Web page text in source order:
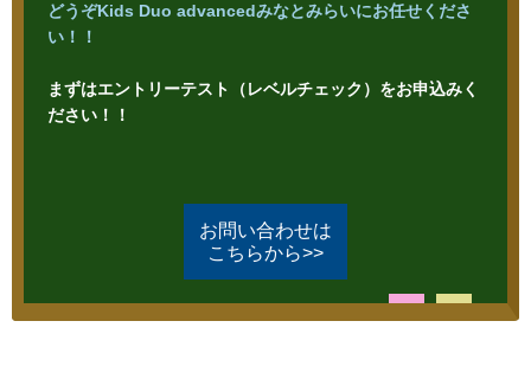
どうぞKids Duo advancedみなとみらいにお任せくださ
い！！
まずはエントリーテスト（レベルチェック）をお申込みく
ださい！！
お問い合わせは
こちらから>>